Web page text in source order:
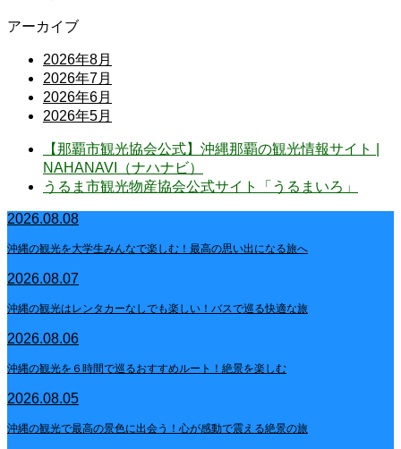
アーカイブ
2026年8月
2026年7月
2026年6月
2026年5月
【那覇市観光協会公式】沖縄那覇の観光情報サイト |
NAHANAVI（ナハナビ）
うるま市観光物産協会公式サイト「うるまいろ」
2026.08.08
沖縄の観光を大学生みんなで楽しむ！最高の思い出になる旅へ
2026.08.07
沖縄の観光はレンタカーなしでも楽しい！バスで巡る快適な旅
2026.08.06
沖縄の観光を６時間で巡るおすすめルート！絶景を楽しむ
2026.08.05
沖縄の観光で最高の景色に出会う！心が感動で震える絶景の旅